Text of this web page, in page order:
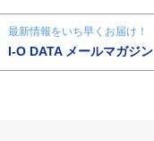
最新情報をいち早くお届け！
I-O DATA メールマガジン